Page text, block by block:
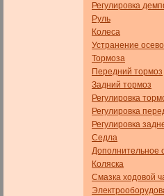
Регулировка
Руль
Колеса
Устранение
Тормоза
Передний тормоз
Задний тормоз
Регулировка
Регулировка
Регулировка
Седла
Дополнительное
Коляска
Смазка ходовой